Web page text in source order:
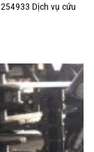
Dịch vụ cứu